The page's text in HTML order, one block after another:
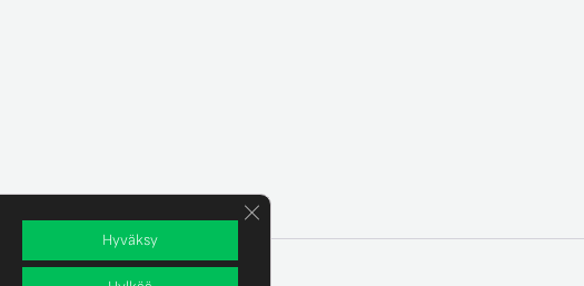
Hyväksy
Sulje evästebanneri